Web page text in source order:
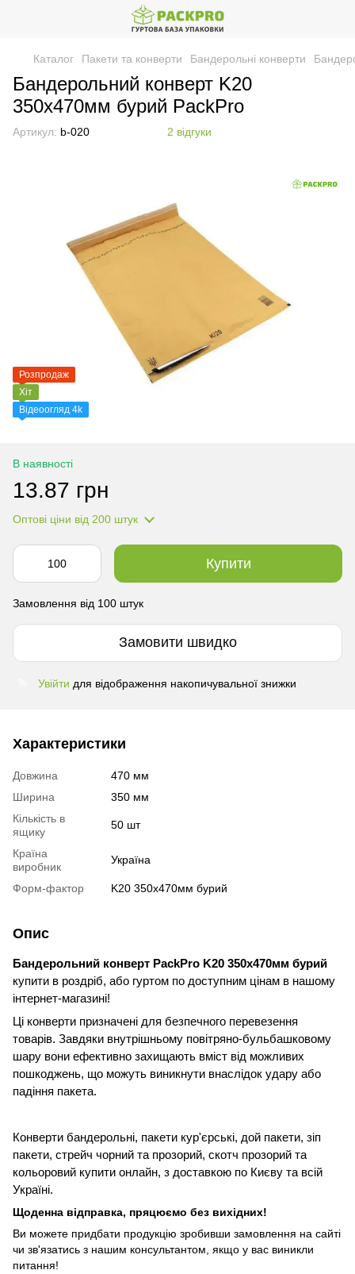
Каталог Пакети та конверти Бандерольні конверти
Бандерольний конверт K20
350х470мм бурий PackPro
Артикул: b-020 2 відгуки
Розпродаж
Хіт
Відеоогляд 4k
В наявності
13.87 грн
Оптові ціни від 200 штук
Купити
Замовлення від 100 штук
Замовити швидко
Увійти для відображення накопичувальної знижки
Характеристики
Довжина
470 мм
Ширина
350 мм
Кількість в
ящику
50 шт
Країна
виробник
Україна
Форм-фактор K20 350х470мм бурий
Опис
Бандерольний конверт PackPro K20 350х470мм бурий
купити в роздріб, або гуртом по доступним цінам в нашому
інтернет-магазині!
Ці конверти призначені для безпечного перевезення
товарів. Завдяки внутрішньому повітряно-бульбашковому
шару вони ефективно захищають вміст від можливих
пошкоджень, що можуть виникнути внаслідок удару або
падіння пакета.
Конверти бандерольні, пакети кур'єрські, дой пакети, зіп
пакети, стрейч чорний та прозорий, скотч прозорий та
кольоровий купити онлайн, з доставкою по Києву та всій
Україні.
Щоденна відправка, пряцюємо без вихідних!
Ви можете придбати продукцію зробивши замовлення на сайті
чи зв'язатись з нашим консультантом, якщо у вас виникли
питання!